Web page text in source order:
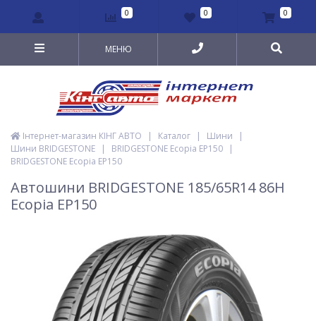
0 0 0
МЕНЮ
Інтернет-магазин КІНГ АВТО | Каталог | Шини
|
Шини BRIDGESTONE
| BRIDGESTONE Ecopia EP150
|
BRIDGESTONE Ecopia EP150
Автошини BRIDGESTONE 185/65R14 86H
Ecopia EP150